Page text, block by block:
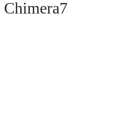
Chimera7